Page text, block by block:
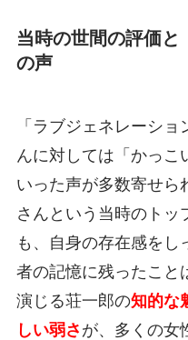
当時の世間の評価と
の声
「ラブジェネレーシ
んに対しては「かっこ
いった声が多数寄せら
さんという当時のトッ
も、自身の存在感を
者の記憶に残ったこと
演じる荘一郎の知的な
しい弱さ が、多くの女